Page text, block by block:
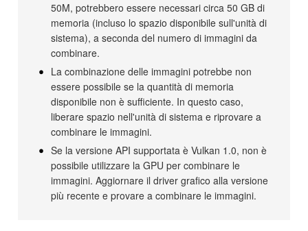
50M, potrebbero essere necessari circa 50 GB di
memoria (incluso lo spazio disponibile sull'unità di
sistema), a seconda del numero di immagini da
combinare.
La combinazione delle immagini potrebbe non
essere possibile se la quantità di memoria
disponibile non è sufficiente. In questo caso,
liberare spazio nell'unità di sistema e riprovare a
combinare le immagini.
Se la versione API supportata è Vulkan 1.0, non è
possibile utilizzare la GPU per combinare le
immagini. Aggiornare il driver grafico alla versione
più recente e provare a combinare le immagini.